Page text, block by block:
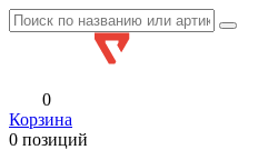
0
Корзина
0 позиций